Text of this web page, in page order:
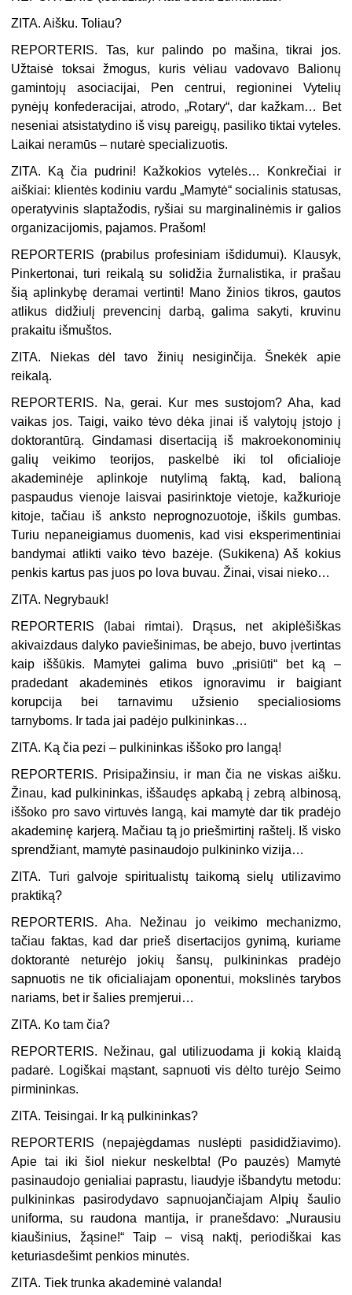
ZITA. Aišku. Toliau?
REPORTERIS. Tas, kur palindo po mašina, tikrai jos.
Užtaisė toksai žmogus, kuris vėliau vadovavo Balionų
gamintojų asociacijai, Pen centrui, regioninei Vytelių
pynėjų konfederacijai, atrodo, „Rotary“, dar kažkam… Bet
neseniai atsistatydino iš visų pareigų, pasiliko tiktai vyteles.
Laikai neramūs – nutarė specializuotis.
ZITA. Ką čia pudrini! Kažkokios vytelės… Konkrečiai ir
aiškiai: klientės kodiniu vardu „Mamytė“ socialinis statusas,
operatyvinis slaptažodis, ryšiai su marginalinėmis ir galios
organizacijomis, pajamos. Prašom!
REPORTERIS (prabilus profesiniam išdidumui). Klausyk,
Pinkertonai, turi reikalą su solidžia žurnalistika, ir prašau
šią aplinkybę deramai vertinti! Mano žinios tikros, gautos
atlikus didžiulį prevencinį darbą, galima sakyti, kruvinu
prakaitu išmuštos.
ZITA. Niekas dėl tavo žinių nesiginčija. Šnekėk apie
reikalą.
REPORTERIS. Na, gerai. Kur mes sustojom? Aha, kad
vaikas jos. Taigi, vaiko tėvo dėka jinai iš valytojų įstojo į
doktorantūrą. Gindamasi disertaciją iš makroekonominių
galių veikimo teorijos, paskelbė iki tol oficialioje
akademinėje aplinkoje nutylimą faktą, kad, balioną
paspaudus vienoje laisvai pasirinktoje vietoje, kažkurioje
kitoje, tačiau iš anksto neprognozuotoje, iškils gumbas.
Turiu nepaneigiamus duomenis, kad visi eksperimentiniai
bandymai atlikti vaiko tėvo bazėje. (Sukikena) Aš kokius
penkis kartus pas juos po lova buvau. Žinai, visai nieko…
ZITA. Negrybauk!
REPORTERIS ( labai rimtai). Drąsus, net akiplėšiškas
akivaizdaus dalyko paviešinimas, be abejo, buvo įvertintas
kaip iššūkis. Mamytei galima buvo „prisiūti“ bet ką –
pradedant akademinės etikos ignoravimu ir baigiant
korupcija bei tarnavimu užsienio specialiosioms
tarnyboms. Ir tada jai padėjo pulkininkas…
ZITA. Ką čia pezi – pulkininkas iššoko pro langą!
REPORTERIS. Prisipažinsiu, ir man čia ne viskas aišku.
Žinau, kad pulkininkas, iššaudęs apkabą į zebrą albinosą,
iššoko pro savo virtuvės langą, kai mamytė dar tik pradėjo
akademinę karjerą. Mačiau tą jo priešmirtinį raštelį. Iš visko
sprendžiant, mamytė pasinaudojo pulkininko vizija…
ZITA. Turi galvoje spiritualistų taikomą sielų utilizavimo
praktiką?
REPORTERIS. Aha. Nežinau jo veikimo mechanizmo,
tačiau faktas, kad dar prieš disertacijos gynimą, kuriame
doktorantė neturėjo jokių šansų, pulkininkas pradėjo
sapnuotis ne tik oficialiajam oponentui, mokslinės tarybos
nariams, bet ir šalies premjerui…
ZITA. Ko tam čia?
REPORTERIS. Nežinau, gal utilizuodama ji kokią klaidą
padarė. Logiškai mąstant, sapnuoti vis dėlto turėjo Seimo
pirmininkas.
ZITA. Teisingai. Ir ką pulkininkas?
REPORTERIS (nepajėgdamas nuslėpti pasididžiavimo).
Apie tai iki šiol niekur neskelbta! (Po pauzės) Mamytė
pasinaudojo genialiai paprastu, liaudyje išbandytu metodu:
pulkininkas pasirodydavo sapnuojančiajam Alpių šaulio
uniforma, su raudona mantija, ir pranešdavo: „Nurausiu
kiaušinius, žąsine!“ Taip – visą naktį, periodiškai kas
keturiasdešimt penkios minutės.
ZITA. Tiek trunka akademinė valanda!